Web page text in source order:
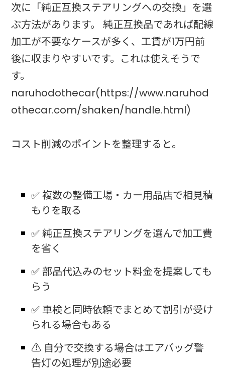
次に「純正互換ステアリングへの交換」を選
ぶ方法があります。 純正互換品であれば配線
加工が不要なケースが多く、工賃が1万円前
後に収まりやすいです。これは使えそうで
す。
naruhodothecar(https://www.naruhod
othecar.com/shaken/handle.html)
コスト削減のポイントを整理すると。
✅ 複数の整備工場・カー用品店で相見積
もりを取る
✅ 純正互換ステアリングを選んで加工費
を省く
✅ 部品代込みのセット料金を提案しても
らう
✅ 車検と同時依頼でまとめて割引が受け
られる場合もある
⚠️ 自分で交換する場合はエアバッグ警
告灯の処理が別途必要